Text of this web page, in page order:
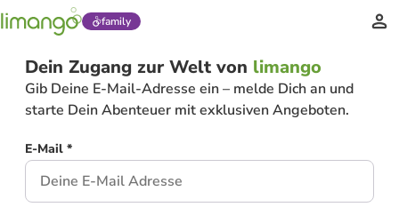
family
Dein Zugang zur Welt von limango
Gib Deine E-Mail-Adresse ein – melde Dich an und
starte Dein Abenteuer mit exklusiven Angeboten.
E-Mail *